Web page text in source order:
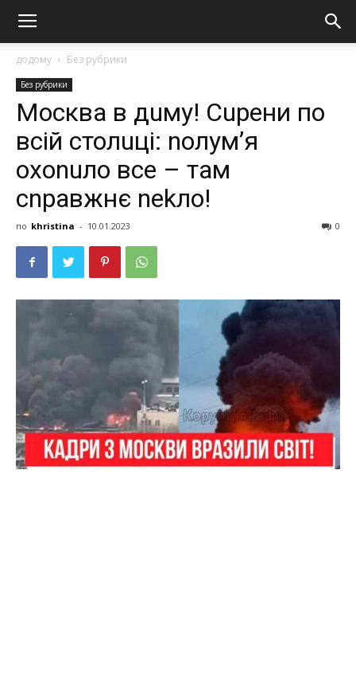
додому Без рубрики
Без рубрики
Москва в дuму! Сuрени по
всій столuці: nолум’я
охоnuло все – там
сnравжнє nеkло!
по khristina - 10.01.2023 0